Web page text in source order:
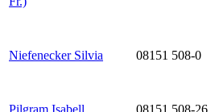
Niefenecker Silvia 08151 508-0